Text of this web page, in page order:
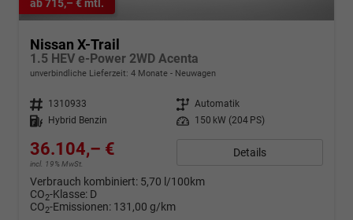
ab 715,– € mtl.
Nissan X-Trail
1.5 HEV e-Power 2WD Acenta
unverbindliche Lieferzeit: 4 Monate Neuwagen
Fahrzeugnr. 1310933 Getriebe Automatik
Kraftstoff
Hybrid Benzin Leistung 150 kW (204 PS)
36.104,– €
incl. 19% MwSt.
Details
Verbrauch kombiniert: 5,70 l/100km
CO2-Klasse: D
CO2-Emissionen: 131,00 g/km